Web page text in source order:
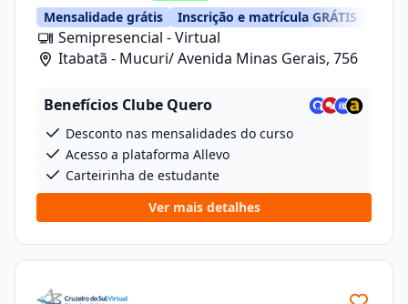
Mensalidade grátis Inscrição e matrícula GRÁTIS
Semipresencial - Virtual
Itabatã - Mucuri/ Avenida Minas Gerais, 756
Benefícios Clube Quero
Desconto nas mensalidades do curso
Acesso a plataforma Allevo
Carteirinha de estudante
Ver mais detalhes